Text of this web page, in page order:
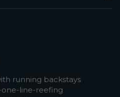
running backstays
one-line-reefing